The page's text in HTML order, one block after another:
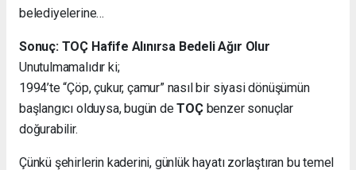
belediyelerine…
Sonuç: TOÇ Hafife Alınırsa Bedeli Ağır Olur
Unutulmamalıdır ki;
1994’te “Çöp, çukur, çamur” nasıl bir siyasi dönüşümün
başlangıcı olduysa, bugün deTOÇbenzer sonuçlar
doğurabilir.
Çünkü şehirlerin kaderini, günlük hayatı zorlaştıran bu temel